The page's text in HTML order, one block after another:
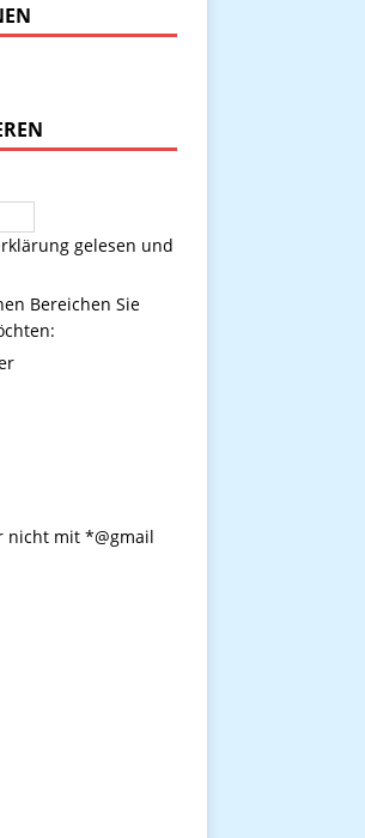
gelesen und
Bereichen Sie
mit *@gmail